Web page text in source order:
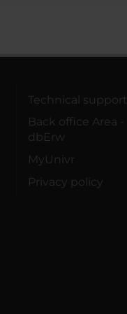
Technical support
Back office Area -
dbErw
MyUnivr
Privacy policy